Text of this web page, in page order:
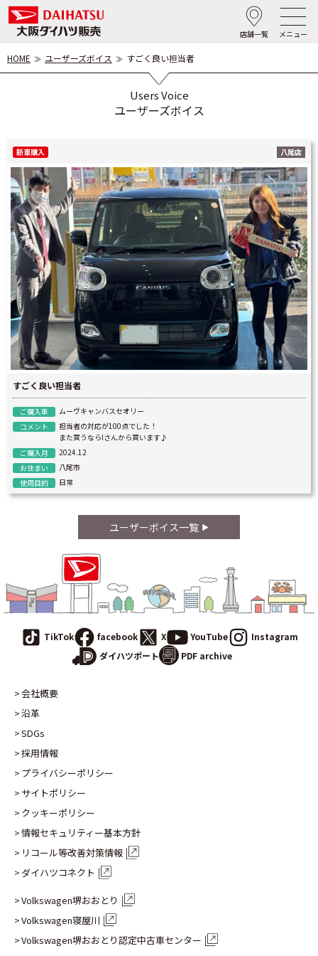
店舗一覧 メニュー
HOME ユーザーズボイス すごく良い担当者
Users Voice
ユーザーズボイス
新車購入 八尾店
すごく良い担当者
ご購入車
ムーヴキャンバスセオリー
コメント
担当者の対応が100点でした！
また買うならIさんから買います♪
ご購入月
2024.12
お住まい
八尾市
使用目的
日常
ユーザーボイス一覧
TikTok facebook X YouTube
Instagram
ダイハツポート
PDF archive
会社概要
沿革
SDGs
採用情報
プライバシーポリシー
サイトポリシー
クッキーポリシー
情報セキュリティー基本方針
リコール等改善対策情報
ダイハツコネクト
Volkswagen堺おおとり
Volkswagen寝屋川
Volkswagen堺おおとり認定中古車センター